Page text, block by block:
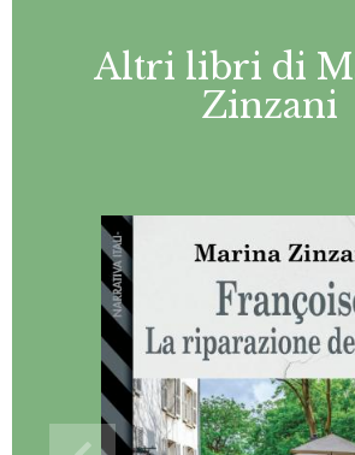
Altri libri di
Zinzani